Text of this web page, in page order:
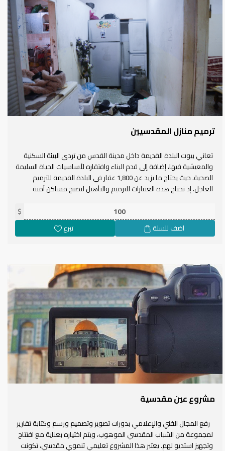
ترميم منازل المقدسيين
تعاني بيوت البلدة القديمة داخل مدينة القدس من تردي البيئة السكنية
والمعيشية فيها، إضافة إلى قدم البناء وافتقاره لأساسيات الحياة السليمة
الصحية. حيث يحتاج ما يزيد عن 1,800 عقار في البلدة القديمة للترميم
العاجل، إذ تحتاج هذه العقارات للترميم والتأهيل لتصبح مساكن آمنة
تشمل عمليات الترميم الأعمال الهندسية التدعيمية والأعمال الكهربائية
والأعمال الميكانيكية والتمديدات الصحية وأعمال أخرى.
$
اضف للسلة تبرع
مشروع عين مقدسية
رفع المجال الفني والإعلامي بدورات تصوير وتصميم ورسم وكتابة تقارير
لمجموعة من الشباب المقدسي الموهوب، ويتم اختياره بعناية مع افتتاح
وتجهيز استديو لهم. يعتبر هذا المشروع تعليمي تنموي مقدسي، تكونت